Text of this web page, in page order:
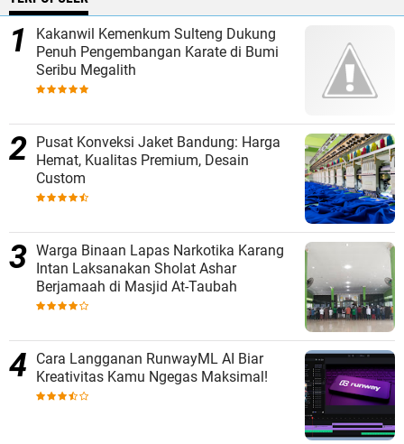
Kakanwil Kemenkum Sulteng Dukung
Penuh Pengembangan Karate di Bumi
Seribu Megalith
Pusat Konveksi Jaket Bandung: Harga
Hemat, Kualitas Premium, Desain
Custom
Warga Binaan Lapas Narkotika Karang
Intan Laksanakan Sholat Ashar
Berjamaah di Masjid At-Taubah
Cara Langganan RunwayML AI Biar
Kreativitas Kamu Ngegas Maksimal!